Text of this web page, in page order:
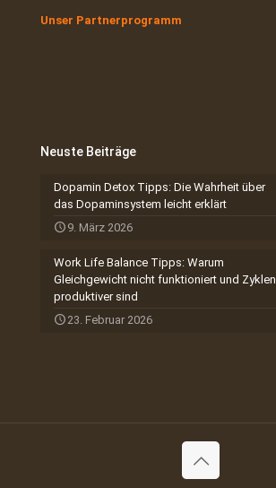
Unser Partnerprogramm
Neuste Beiträge
Dopamin Detox Tipps: Die Wahrheit über
das Dopaminsystem leicht erklärt
9. März 2026
Work Life Balance Tipps: Warum
Gleichgewicht nicht funktioniert und Zyklen
produktiver sind
23. Februar 2026